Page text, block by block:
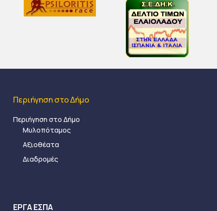
Περιήγηση στο Δήμο
Περιήγηση στο Δήμο
Μυλοπόταμος
Αξιοθέατα
Διαδρομές
ΕΡΓΑ ΕΣΠΑ